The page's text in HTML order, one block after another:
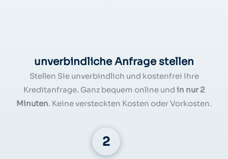
unverbindliche Anfrage stellen
Stellen Sie unverbindlich und kostenfrei Ihre
Kreditanfrage. Ganz bequem online und in nur 2
Minuten. Keine versteckten Kosten oder Vorkosten.